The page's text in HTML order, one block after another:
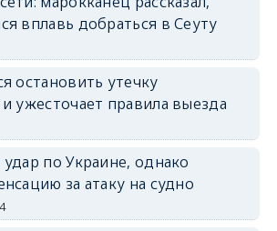
вплавь добраться в Сеуту
остановить утечку
ужесточает правила выезда
по Украине, однако
за атаку на судно